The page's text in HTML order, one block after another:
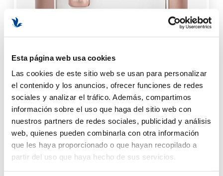
Esta página web usa cookies
Las cookies de este sitio web se usan para personalizar
el contenido y los anuncios, ofrecer funciones de redes
sociales y analizar el tráfico. Además, compartimos
información sobre el uso que haga del sitio web con
nuestros partners de redes sociales, publicidad y análisis
web, quienes pueden combinarla con otra información
que les haya proporcionado o que hayan recopilado a
partir del uso que haya hecho de sus servicios.
Coffret Visage Équilibrant | Set facial equilibrante: Leche
desmaquillante + Loción tónica + Crema de día + Crema
confort - Astrali ®
37,00 €
AÑADIR AL CARRITO